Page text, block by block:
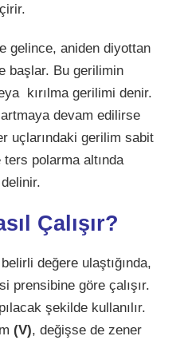
gelince, aniden diyottan
başlar. Bu gerilimin
kırılma gerilimi denir.
devam edilirse
uçlarındaki gerilim sabit
polarma altında
Çalışır?
değere ulaştığında,
prensibine göre çalışır.
şekilde kullanılır.
(V), değişse de zener